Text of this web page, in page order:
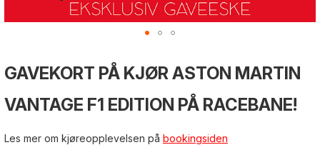
slutten
bildegalleri
Gå
til
av
Gå
til
av
GAVEKORT PÅ KJØR ASTON MARTIN
VANTAGE F1 EDITION PÅ RACEBANE!
Les mer om kjøreopplevelsen på bookingsiden